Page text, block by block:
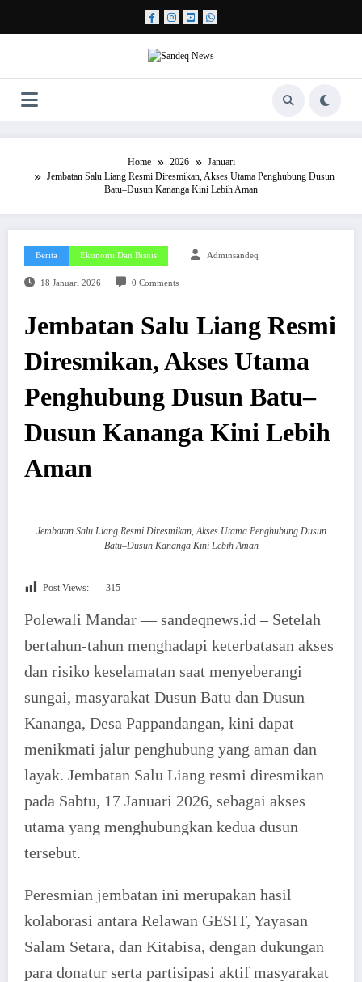
content
Home 2026
Januari
Jembatan Salu Liang Resmi Diresmikan, Akses Utama Penghubung Dusun
Batu–Dusun Kananga Kini Lebih Aman
Berita Ekonomi Dan Bisnis Adminsandeq
18 Januari 2026 0 Comments
Jembatan Salu Liang Resmi
Diresmikan, Akses Utama
Penghubung Dusun Batu–
Dusun Kananga Kini Lebih
Aman
Jembatan Salu Liang Resmi Diresmikan, Akses Utama Penghubung Dusun
Batu–Dusun Kananga Kini Lebih Aman
Post Views: 315
Polewali Mandar — sandeqnews.id – Setelah
bertahun-tahun menghadapi keterbatasan akses
dan risiko keselamatan saat menyeberangi
sungai, masyarakat Dusun Batu dan Dusun
Kananga, Desa Pappandangan, kini dapat
menikmati jalur penghubung yang aman dan
layak. Jembatan Salu Liang resmi diresmikan
pada Sabtu, 17 Januari 2026, sebagai akses
utama yang menghubungkan kedua dusun
tersebut.
Peresmian jembatan ini merupakan hasil
kolaborasi antara Relawan GESIT, Yayasan
Salam Setara, dan Kitabisa, dengan dukungan
para donatur serta partisipasi aktif masyarakat